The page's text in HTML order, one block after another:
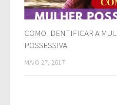
COMO IDENTIFICAR A
POSSESSIVA
MAIO 27, 2017